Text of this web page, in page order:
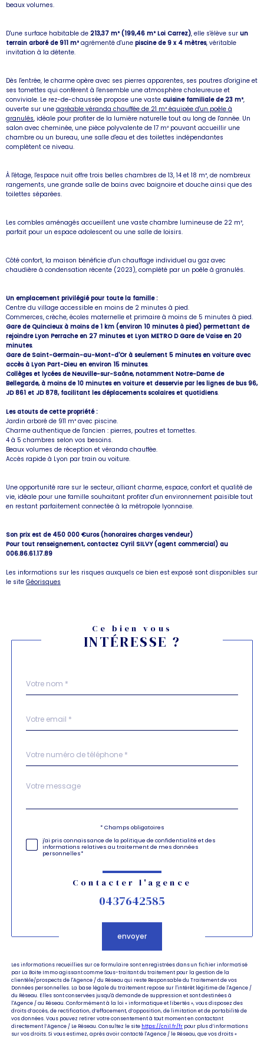
beaux volumes.
D'une surface habitable de 213,37 m² (199,46 m² Loi Carrez), elle s'élève sur un
terrain arboré de 911 m² agrémenté d'une piscine de 9 x 4 mètres, véritable
invitation à la détente.
Dès l'entrée, le charme opère avec ses pierres apparentes, ses poutres d'origine et
ses tomettes qui confèrent à l'ensemble une atmosphère chaleureuse et
conviviale. Le rez-de-chaussée propose une vaste cuisine familiale de 23 m²,
ouverte sur une agréable véranda chauffée de 21 m² équipée d'un poêle à
granulés, idéale pour profiter de la lumière naturelle tout au long de l'année. Un
salon avec cheminée, une pièce polyvalente de 17 m² pouvant accueillir une
chambre ou un bureau, une salle d'eau et des toilettes indépendantes
complètent ce niveau.
À l'étage, l'espace nuit offre trois belles chambres de 13, 14 et 18 m², de nombreux
rangements, une grande salle de bains avec baignoire et douche ainsi que des
toilettes séparées.
Les combles aménagés accueillent une vaste chambre lumineuse de 22 m²,
parfait pour un espace adolescent ou une salle de loisirs.
Côté confort, la maison bénéficie d'un chauffage individuel au gaz avec
chaudière à condensation récente (2023), complété par un poêle à granulés.
Un emplacement privilégié pour toute la famille :
Centre du village accessible en moins de 2 minutes à pied.
Commerces, crèche, écoles maternelle et primaire à moins de 5 minutes à pied.
Gare de Quincieux à moins de 1 km (environ 10 minutes à pied) permettant de
rejoindre Lyon Perrache en 27 minutes et Lyon METRO D Gare de Vaise en 20
minutes.
Gare de Saint-Germain-au-Mont-d'Or à seulement 5 minutes en voiture avec
accès à Lyon Part-Dieu en environ 15 minutes.
Collèges et lycées de Neuville-sur-Saône, notamment Notre-Dame de
Bellegarde, à moins de 10 minutes en voiture et desservie par les lignes de bus 96,
JD 861 et JD 878, facilitant les déplacements scolaires et quotidiens.
Les atouts de cette propriété :
Jardin arboré de 911 m² avec piscine.
Charme authentique de l'ancien : pierres, poutres et tomettes.
4 à 5 chambres selon vos besoins.
Beaux volumes de réception et véranda chauffée.
Accès rapide à Lyon par train ou voiture.
Une opportunité rare sur le secteur, alliant charme, espace, confort et qualité de
vie, idéale pour une famille souhaitant profiter d'un environnement paisible tout
en restant parfaitement connectée à la métropole lyonnaise.
Son prix est de 450 000 €uros (honoraires charges vendeur)
Pour tout renseignement, contactez Cyril SILVY (agent commercial) au
006.86.61.17.89
Les informations sur les risques auxquels ce bien est exposé sont disponibles sur
le site Géorisques
Ce bien vous
INTÉRESSE ?
par
*
*
*
Fieldset
Message
*
* Champs obligatoires
j'ai pris connaissance de la politique de confidentialité et des
informations relatives au traitement de mes données
personnelles*
Contacter l'agence
0437642585
envoyer
Les informations recueillies sur ce formulaire sont enregistrées dans un fichier informatisé
par La Boite Immo agissant comme Sous-traitant du traitement pour la gestion de la
clientèle/prospects de l'Agence / du Réseau qui reste Responsable du Traitement de vos
Données personnelles. La base légale du traitement repose sur l'intérêt légitime de l'Agence /
du Réseau. Elles sont conservées jusqu'à demande de suppression et sont destinées à
l'Agence / au Réseau. Conformément à la loi « informatique et libertés », vous disposez des
droits d’accès, de rectification, d’effacement, d’opposition, de limitation et de portabilité de
vos données. Vous pouvez retirer votre consentement à tout moment en contactant
directement l’Agence / Le Réseau. Consultez le site https://cnil.fr/fr pour plus d’informations
sur vos droits. Si vous estimez, après avoir contacté l'Agence / le Réseau, que vos droits «